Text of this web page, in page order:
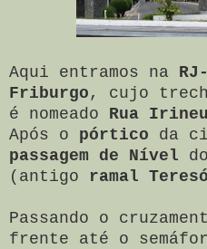
Aqui entramos na
Friburgo , cujo
é nomeado Rua
Após o pórtico da
passagem de Nível
(antigo ramal
Passando o
frente até o